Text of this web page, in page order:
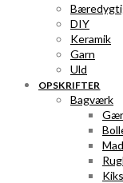
DIY
Keramik
Garn
Uld
OPSKRIFTER
Bagværk